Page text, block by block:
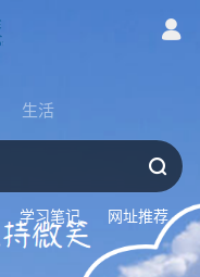
生活
学习笔记 网址推荐